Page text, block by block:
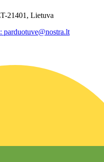
21401, Lietuva
parduotuve@nostra.lt